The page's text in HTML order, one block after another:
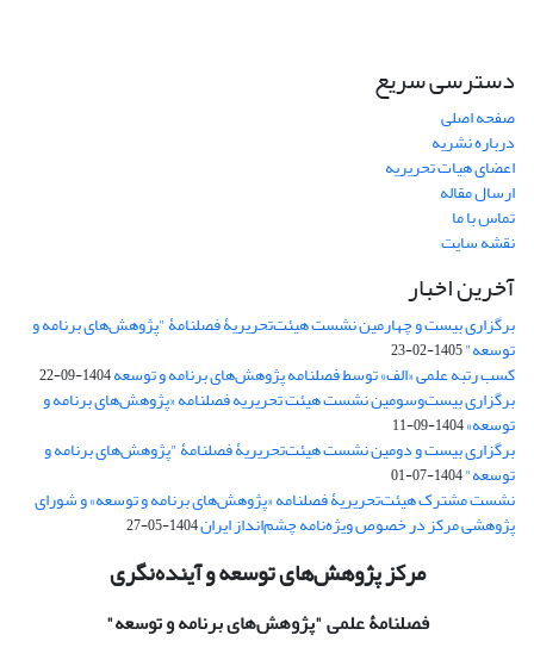
دسترسی سریع
صفحه اصلی
درباره نشریه
اعضای هیات تحریریه
ارسال مقاله
تماس با ما
نقشه سایت
آخرین اخبار
برگزاری بیست و چهارمین نشست هیئت‌تحریریۀ فصلنامۀ "پژوهش‌های برنامه و
توسعه"1405-02-23
کسب رتبه علمی «الف» توسط فصلنامه پژوهش‌های برنامه و توسعه1404-09-22
برگزاری بیست‌وسومین نشست هیئت‌ تحریریه فصلنامه «پژوهش‌های برنامه و
توسعه»1404-09-11
برگزاری بیست و دومین نشست هیئت‌تحریریۀ فصلنامۀ "پژوهش‌های برنامه و
توسعه"1404-07-01
نشست مشترک هیئت‌تحریریۀ فصلنامه «پژوهش‌های برنامه و توسعه» و شورای
پژوهشی مرکز در خصوص ویژه‌نامه چشم‌انداز ایران1404-05-27
مرکز پژوهش‌های توسعه و آینده‌نگری
فصلنامۀ علمی"پژوهش‌های برنامه و توسعه"